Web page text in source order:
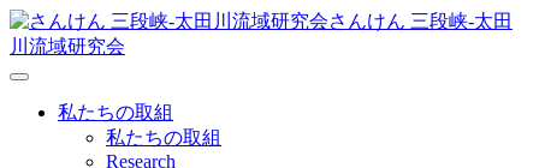
さんけん 三段峡‐太田
川流域研究会
私たちの取組
私たちの取組
Research